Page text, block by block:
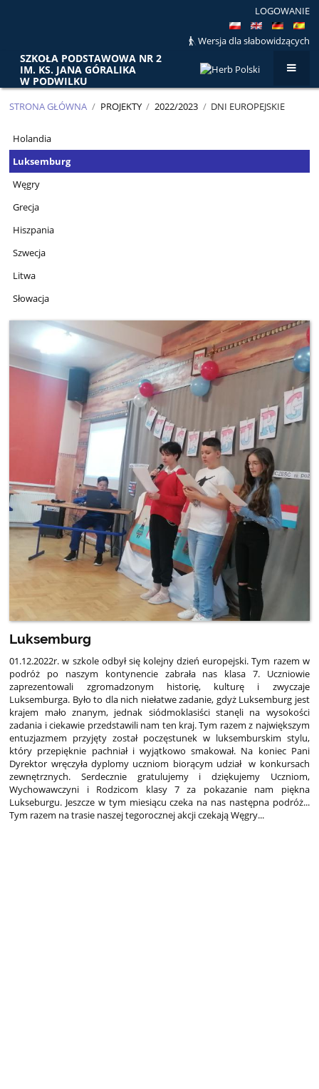
LOGOWANIE
Wersja dla słabowidzących
SZKOŁA PODSTAWOWA NR 2
IM. KS. JANA GÓRALIKA
W PODWILKU
STRONA GŁÓWNA / PROJEKTY / 2022/2023 / DNI EUROPEJSKIE
DNI
EUROPEJSKIE
Holandia
Luksemburg
Węgry
Grecja
Hiszpania
Szwecja
Litwa
Słowacja
Luksemburg
01.12.2022r. w szkole odbył się kolejny dzień europejski. Tym razem w
podróż po naszym kontynencie zabrała nas klasa 7. Uczniowie
zaprezentowali zgromadzonym historię, kulturę i zwyczaje
Luksemburga. Było to dla nich niełatwe zadanie, gdyż Luksemburg jest
krajem mało znanym, jednak siódmoklasiści stanęli na wysokości
zadania i ciekawie przedstawili nam ten kraj. Tym razem z największym
entuzjazmem przyjęty został poczęstunek w luksemburskim stylu,
który przepięknie pachniał i wyjątkowo smakował. Na koniec Pani
Dyrektor wręczyła dyplomy uczniom biorącym udział w konkursach
zewnętrznych. Serdecznie gratulujemy i dziękujemy Uczniom,
Wychowawczyni i Rodzicom klasy 7 za pokazanie nam piękna
Lukseburgu. Jeszcze w tym miesiącu czeka na nas następna podróż...
Tym razem na trasie naszej tegorocznej akcji czekają Węgry...